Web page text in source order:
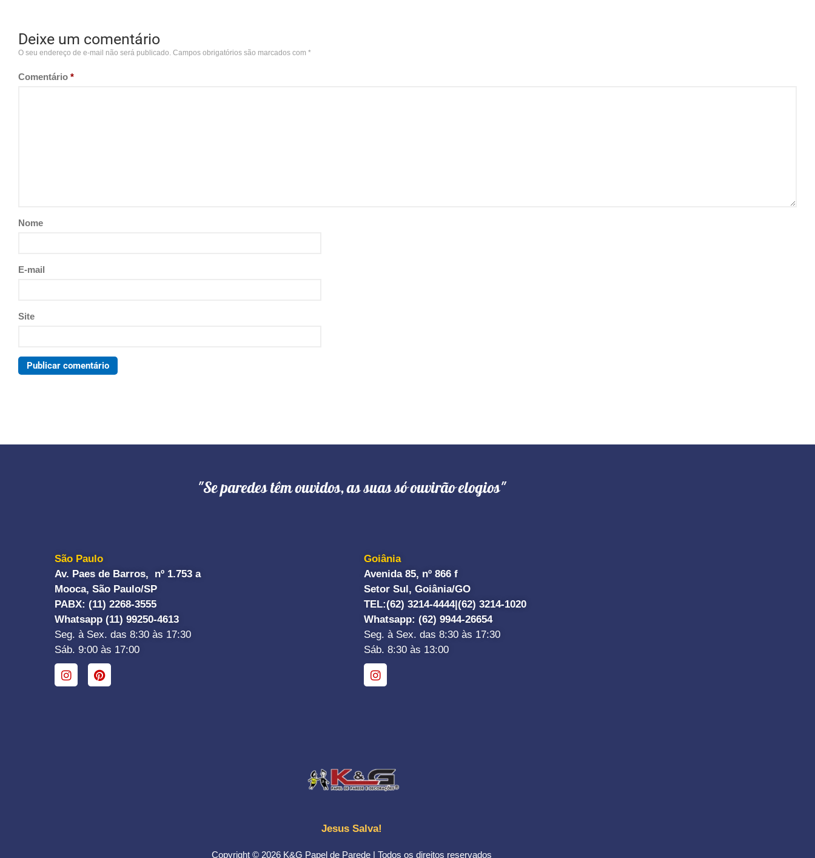
Deixe um comentário
O seu endereço de e-mail não será publicado. Campos obrigatórios são marcados com *
Comentário *
Nome
E-mail
Site
"Se paredes têm ouvidos, as suas só ouvirão elogios"
São Paulo
Av. Paes de Barros, nº 1.753 a
Mooca, São Paulo/SP
PABX: (11) 2268-3555
Whatsapp (11) 99250-4613
Seg. à Sex. das 8:30 às 17:30
Sáb. 9:00 às 17:00
Goiânia
Avenida 85, nº 866 f
Setor Sul, Goiânia/GO
TEL:(62) 3214-4444| (62) 3214-1020
Whatsapp: (62) 9944-26654
Seg. à Sex. das 8:30 às 17:30
Sáb. 8:30 às 13:00
Jesus Salva!
Copyright © 2026 K&G Papel de Parede | Todos os direitos reservados